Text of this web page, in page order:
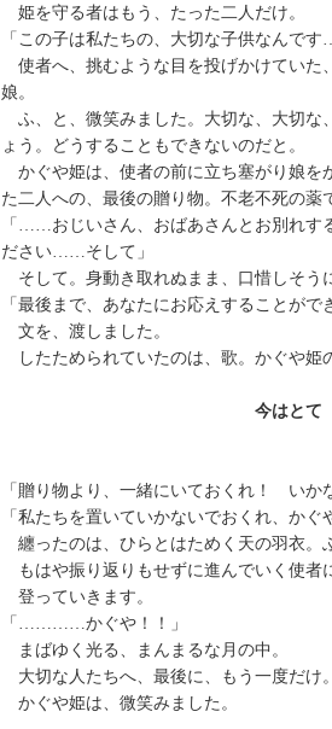
姫を守る者はもう、たった二人だけ。
「この子は私たちの、大切な子供なん
使者へ、挑むような目を投げかけていた
娘。
ふ、と、微笑みました。大切な、大切
ょう。どうすることもできないのだと。
かぐや姫は、使者の前に立ち塞がり娘
た二人への、最後の贈り物。不老不死の薬
「……おじいさん、おばあさんとお別れ
ださい……そして」
そして。身動き取れぬまま、口惜しそう
「最後まで、あなたにお応えすることが
文を、渡しました。
したためられていたのは、歌。かぐや姫
今はと
君
「贈り物より、一緒にいておくれ！ いか
「私たちを置いていかないでおくれ、か
纏ったのは、ひらとはためく天の羽衣。
もはや振り返りもせずに進んでいく使者
登っていきます。
「…………かぐや！！」
まばゆく光る、まんまるな月の中。
大切な人たちへ、最後に、もう一度だけ
かぐや姫は、微笑みました。